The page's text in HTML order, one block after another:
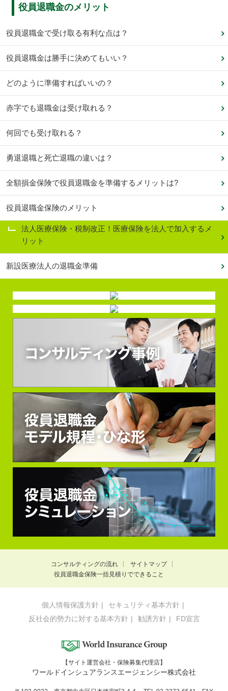
役員退職金のメリット
役員退職金で受け取る有利な点は？
役員退職金は勝手に決めてもいい？
どのように準備すればいいの？
赤字でも退職金は受け取れる？
何回でも受け取れる？
勇退退職と死亡退職の違いは？
全額損金保険で役員退職金を準備するメリットは?
役員退職金保険のメリット
法人医療保険・税制改正！医療保険を法人で加入するメ
リット
新設医療法人の退職金準備
コンサルティングの流れ
サイトマップ
役員退職金保険一括見積りでできること
個人情報保護方針
セキュリティ基本方針
反社会的勢力に対する基本方針
勧誘方針 FD宣言
【サイト運営会社・保険募集代理店】
ワールドインシュアランスエージェンシー株式会社